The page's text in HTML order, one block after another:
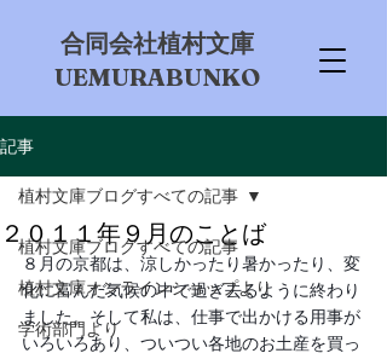
​合同会社植村文庫
UEMURABUNKO
記事
植村文庫ブログすべての記事
植村文庫オンラインショップより
学術部門より
植村文庫ブログすべての記事
２０１１年９月のことば
８月の京都は、涼しかったり暑かったり、変
化に富んだ気候の中で過ぎ去るように終わり
ました。そして私は、仕事で出かける用事が
いろいろあり、ついつい各地のお土産を買っ